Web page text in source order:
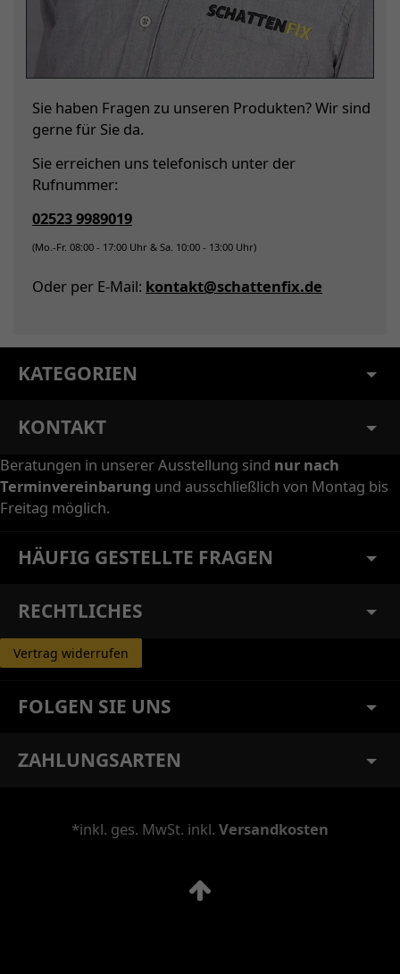
Sie haben Fragen zu unseren Produkten? Wir sind
gerne für Sie da.
Sie erreichen uns telefonisch unter der
Rufnummer:
02523 9989019
(Mo.-Fr. 08:00 - 17:00 Uhr & Sa. 10:00 - 13:00 Uhr)
Oder per E-Mail: kontakt@schattenfix.de
KATEGORIEN
KONTAKT
Beratungen in unserer Ausstellung sind nur nach
Terminvereinbarung und ausschließlich von Montag bis
Freitag möglich.
HÄUFIG GESTELLTE FRAGEN
RECHTLICHES
Vertrag widerrufen
FOLGEN SIE UNS
ZAHLUNGSARTEN
*inkl. ges. MwSt. inkl. Versandkosten